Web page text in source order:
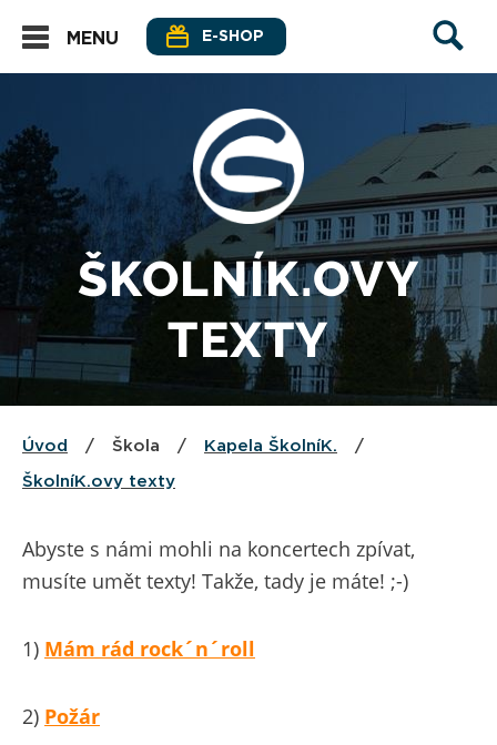
MENU E-SHOP
ŠKOLNÍK.OVY
TEXTY
Úvod / Škola / Kapela ŠkolníK. /
ŠkolníK.ovy texty
Abyste s námi mohli na koncertech zpívat,
musíte umět texty! Takže, tady je máte! ;-)
1) Mám rád rock´n´roll
2) Požár